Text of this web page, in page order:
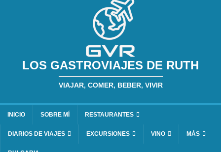
LOS GASTROVIAJES DE RUTH
VIAJAR, COMER, BEBER, VIVIR
INICIO SOBRE MÍ RESTAURANTES
DIARIOS DE VIAJES EXCURSIONES VINO MÁS